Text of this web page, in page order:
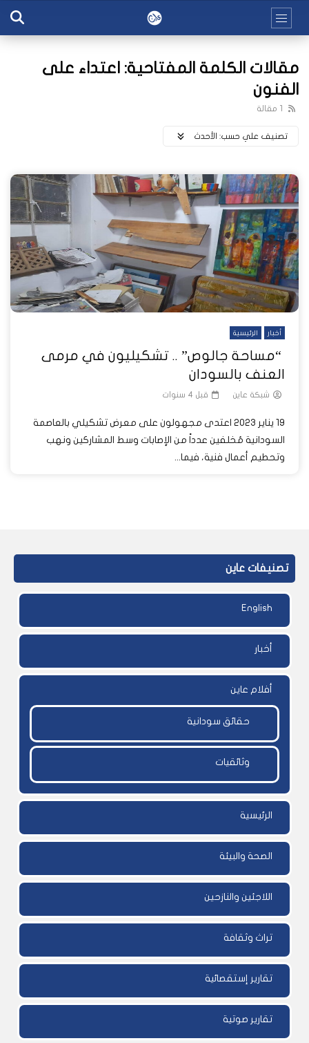
مقالات الكلمة المفتاحية: اعتداء على
الفنون
1 مقالة
تصنيف علي حسب: اﻷحدث
أخبار الرئيسية
“مساحة جالوص” .. تشكيليون في مرمى
العنف بالسودان
شبكة عاين قبل 4 سنوات
19 يناير 2023 اعتدى مجهولون على معرض تشكيلي بالعاصمة
السودانية مُخلفين عدداً من الإصابات وسط المشاركين ونهب
وتحطيم أعمال فنية، فيما...
تصنيفات عاين
English
أخبار
أفلام عاين
حقائق سودانية
وثائقيات
الرئيسية
الصحة والبيئة
اللاجئين والنازحين
تراث وثقافة
تقارير إستقصائية
تقارير صوتية